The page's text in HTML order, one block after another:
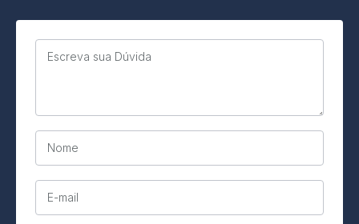
Escreva sua Dúvida
Nome
E-mail